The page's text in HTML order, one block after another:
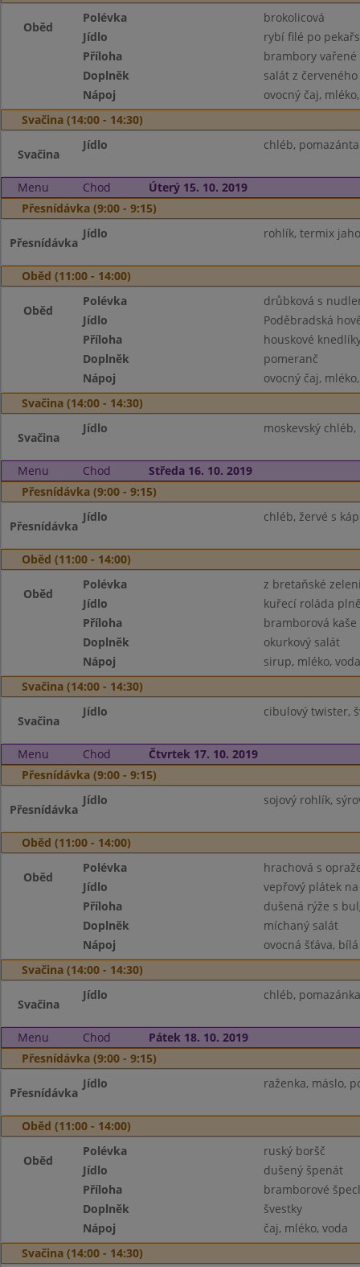
Oběd
Polévka
brokolicová
Jídlo
rybí filé po
Příloha
brambory vařené
Doplněk
salát z
Nápoj
ovocný čaj,
Svačina (14:00 - 14:30)
Svačina
Jídlo chléb,
Menu Chod
Úterý 15. 10. 2019
Přesnídávka (9:00 - 9:15)
Přesnídávka
Jídlo rohlík, termix
Oběd (11:00 - 14:00)
Oběd
Polévka
drůbková s
Jídlo
Poděbradská
Příloha
houskové
Doplněk
pomeranč
Nápoj
ovocný čaj,
Svačina (14:00 - 14:30)
Svačina
Jídlo moskevský
Menu Chod
Středa 16. 10. 2019
Přesnídávka (9:00 - 9:15)
Přesnídávka
Jídlo chléb, žervé s
Oběd (11:00 - 14:00)
Oběd
Polévka
z bretaňské
Jídlo
kuřecí roláda
Příloha
bramborová kaše
Doplněk
okurkový salát
Nápoj
sirup, mléko, voda
Svačina (14:00 - 14:30)
Svačina
Jídlo cibulový twister,
Menu Chod
Čtvrtek 17. 10. 2019
Přesnídávka (9:00 - 9:15)
Přesnídávka
Jídlo sojový rohlík,
Oběd (11:00 - 14:00)
Oběd
Polévka
hrachová s
Jídlo
vepřový plátek
Příloha
dušená rýže s
Doplněk
míchaný salát
Nápoj
ovocná šťáva,
Svačina (14:00 - 14:30)
Svačina
Jídlo chléb,
Menu Chod
Pátek 18. 10. 2019
Přesnídávka (9:00 - 9:15)
Přesnídávka
Jídlo raženka, máslo,
Oběd (11:00 - 14:00)
Oběd
Polévka
ruský boršč
Jídlo
dušený špenát
Příloha
bramborové
Doplněk
švestky
Nápoj
čaj, mléko, voda
Svačina (14:00 - 14:30)